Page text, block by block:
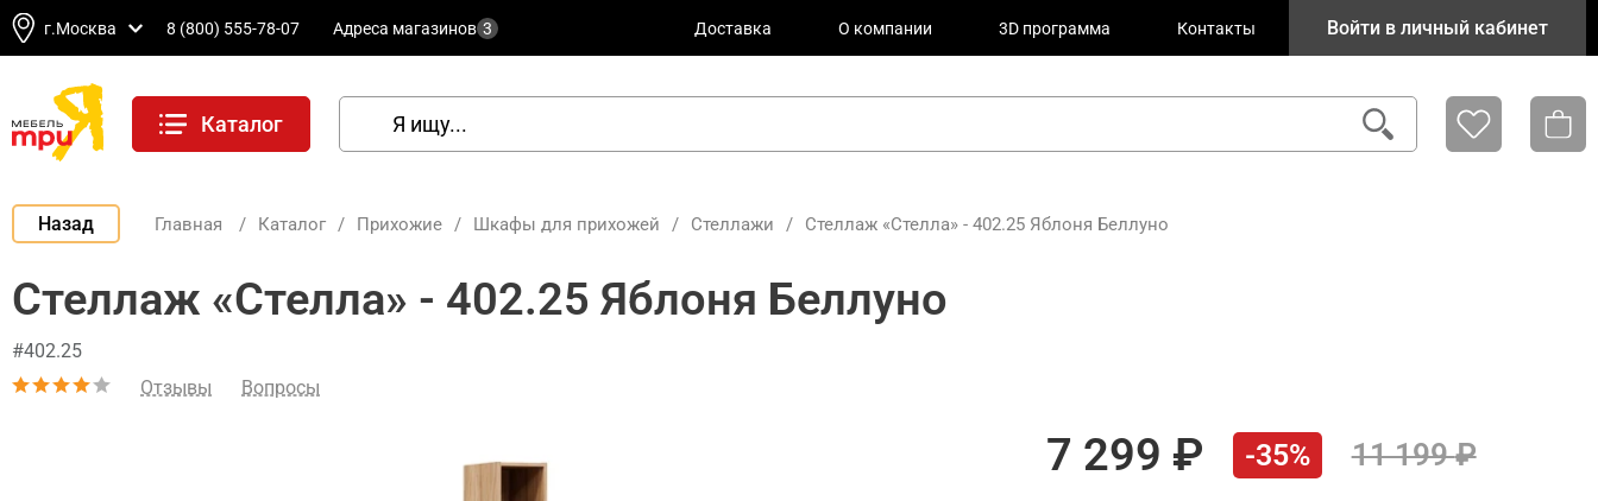
г.Москва 8 (800) 555-78-07 Адреса магазинов 3 Доставка О компании 3D программа Контакты Войти в личный кабинет
Каталог
Назад Главная / Каталог / Прихожие / Шкафы для прихожей / Стеллажи / Стеллаж «Стелла» - 402.25 Яблоня Беллуно
Стеллаж «Стелла» - 402.25 Яблоня Беллуно
#402.25
Отзывы
Вопросы
7 299 -35% 11 199